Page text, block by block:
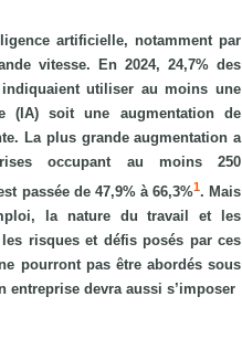
artificielle, notamment par
vitesse. En 2024, 24,7% des
utiliser au moins une
(IA) soit une augmentation de
La plus grande augmentation a
occupant au moins 250
passée de 47,9% à 66,3%1. Mais
la nature du travail et les
risques et défis posés par ces
pourront pas être abordés sous
entreprise devra aussi s’imposer